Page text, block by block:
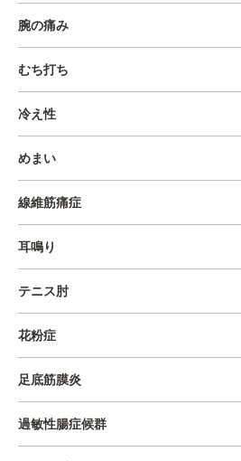
腕の痛み
むち打ち
冷え性
めまい
線維筋痛症
耳鳴り
テニス肘
花粉症
足底筋膜炎
過敏性腸症候群